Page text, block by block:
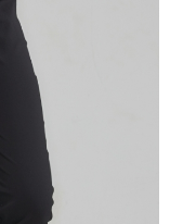
大直營門市／銀行轉
本公司）所提供，讓
商店將買賣／分期付款
交帳款。
，商店將以您的個人
項蒐集、處理及利用，
對及更正。
userRule
至「AFTEE先享後付」
帳。
結，可透過四大超商／
完成。
需要取消訂單，請聯絡
效，需透過AFTEE先享
顯示為準，若有關於
聯繫「AFTEE先享後付
support/home